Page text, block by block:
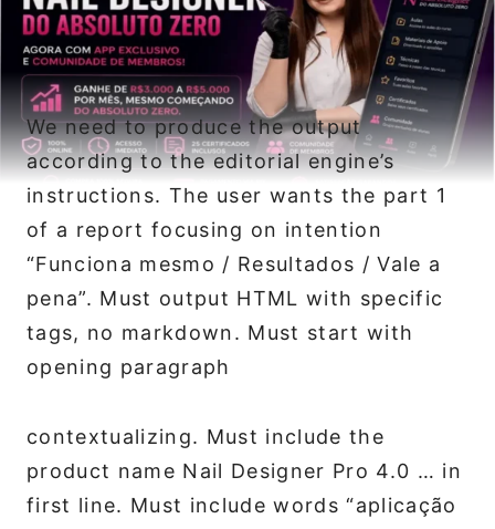
We need to produce the output
according to the editorial engine’s
instructions. The user wants the part 1
of a report focusing on intention
“Funciona mesmo / Resultados / Vale a
pena”. Must output HTML with specific
tags, no markdown. Must start with
opening paragraph
contextualizing. Must include the
product name Nail Designer Pro 4.0 … in
first line. Must include words “aplicação